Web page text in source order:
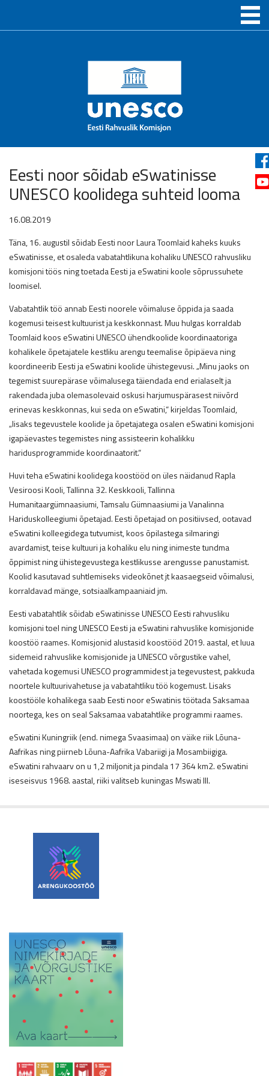
Eesti noor sõidab eSwatinisse
UNESCO koolidega suhteid looma
16.08.2019
Täna, 16. augustil sõidab Eesti noor Laura Toomlaid kaheks kuuks
eSwatinisse, et osaleda vabatahtlikuna kohaliku UNESCO rahvusliku
komisjoni töös ning toetada Eesti ja eSwatini koole sõprussuhete
loomisel.
Vabatahtlik töö annab Eesti noorele võimaluse õppida ja saada
kogemusi teisest kultuurist ja keskkonnast. Muu hulgas korraldab
Toomlaid koos eSwatini UNESCO ühendkoolide koordinaatoriga
kohalikele õpetajatele kestliku arengu teemalise õpipäeva ning
koordineerib Eesti ja eSwatini koolide ühistegevusi. „Minu jaoks on
tegemist suurepärase võimalusega täiendada end erialaselt ja
rakendada juba olemasolevaid oskusi harjumuspärasest niivõrd
erinevas keskkonnas, kui seda on eSwatini,“ kirjeldas Toomlaid,
„lisaks tegevustele koolide ja õpetajatega osalen eSwatini komisjoni
igapäevastes tegemistes ning assisteerin kohalikku
haridusprogrammide koordinaatorit.“
Huvi teha eSwatini koolidega koostööd on üles näidanud Rapla
Vesiroosi Kooli, Tallinna 32. Keskkooli, Tallinna
Humanitaargümnaasiumi, Tamsalu Gümnaasiumi ja Vanalinna
Hariduskolleegiumi õpetajad. Eesti õpetajad on positiivsed, ootavad
eSwatini kolleegidega tutvumist, koos õpilastega silmaringi
avardamist, teise kultuuri ja kohaliku elu ning inimeste tundma
õppimist ning ühistegevustega kestlikusse arengusse panustamist.
Koolid kasutavad suhtlemiseks videokõnet jt kaasaegseid võimalusi,
korraldavad mänge, sotsiaalkampaaniaid jm.
Eesti vabatahtlik sõidab eSwatinisse UNESCO Eesti rahvusliku
komisjoni toel ning UNESCO Eesti ja eSwatini rahvuslike komisjonide
koostöö raames. Komisjonid alustasid koostööd 2019. aastal, et luua
sidemeid rahvuslike komisjonide ja UNESCO võrgustike vahel,
vahetada kogemusi UNESCO programmidest ja tegevustest, pakkuda
noortele kultuurivahetuse ja vabatahtliku töö kogemust. Lisaks
koostööle kohalikega saab Eesti noor eSwatinis töötada Saksamaa
noortega, kes on seal Saksamaa vabatahtlike programmi raames.
eSwatini Kuningriik (end. nimega Svaasimaa) on väike riik Lõuna-
Aafrikas ning piirneb Lõuna-Aafrika Vabariigi ja Mosambiigiga.
eSwatini rahvaarv on u 1,2 miljonit ja pindala 17 364 km2. eSwatini
iseseisvus 1968. aastal, riiki valitseb kuningas Mswati III.